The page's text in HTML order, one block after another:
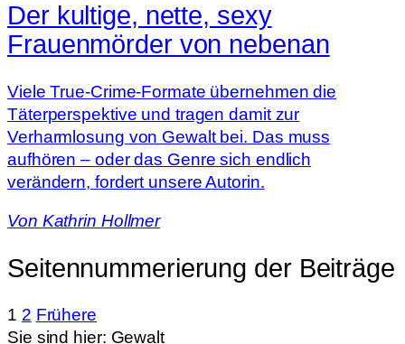
Der kultige, nette, sexy
Frauenmörder von nebenan
Viele True-Crime-Formate übernehmen die
Täterperspektive und tragen damit zur
Verharmlosung von Gewalt bei. Das muss
aufhören – oder das Genre sich endlich
verändern, fordert unsere Autorin.
Von Kathrin Hollmer
Seitennummerierung der Beiträge
1 2 Frühere
Sie sind hier: Gewalt